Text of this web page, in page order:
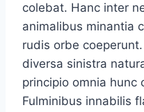
colebat. Hanc inter
animalibus minantia
rudis orbe
diversa sinistra
principio omnia hunc
Fulminibus innabilis